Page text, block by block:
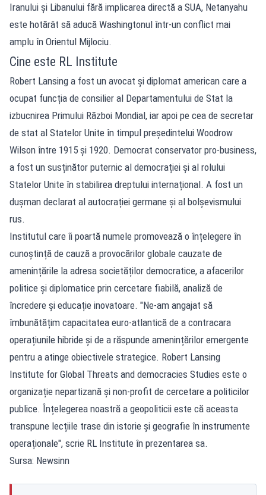
Iranului și Libanului fără implicarea directă a SUA, Netanyahu
este hotărât să aducă Washingtonul într-un conflict mai
amplu în Orientul Mijlociu.
Cine este RL Institute
Robert Lansing a fost un avocat și diplomat american care a
ocupat funcția de consilier al Departamentului de Stat la
izbucnirea Primului Război Mondial, iar apoi pe cea de secretar
de stat al Statelor Unite în timpul președintelui Woodrow
Wilson între 1915 și 1920. Democrat conservator pro-business,
a fost un susținător puternic al democrației și al rolului
Statelor Unite în stabilirea dreptului internațional. A fost un
dușman declarat al autocrației germane și al bolșevismului
rus.
Institutul care îi poartă numele promovează o înțelegere în
cunoștință de cauză a provocărilor globale cauzate de
amenințările la adresa societăților democratice, a afacerilor
politice și diplomatice prin cercetare fiabilă, analiză de
încredere și educație inovatoare. "Ne-am angajat să
îmbunătățim capacitatea euro-atlantică de a contracara
operațiunile hibride și de a răspunde amenințărilor emergente
pentru a atinge obiectivele strategice. Robert Lansing
Institute for Global Threats and democracies Studies este o
organizație nepartizană și non-profit de cercetare a politicilor
publice. Înțelegerea noastră a geopoliticii este că aceasta
transpune lecțiile trase din istorie și geografie în instrumente
operaționale", scrie RL Institute în prezentarea sa.
Sursa: Newsinn